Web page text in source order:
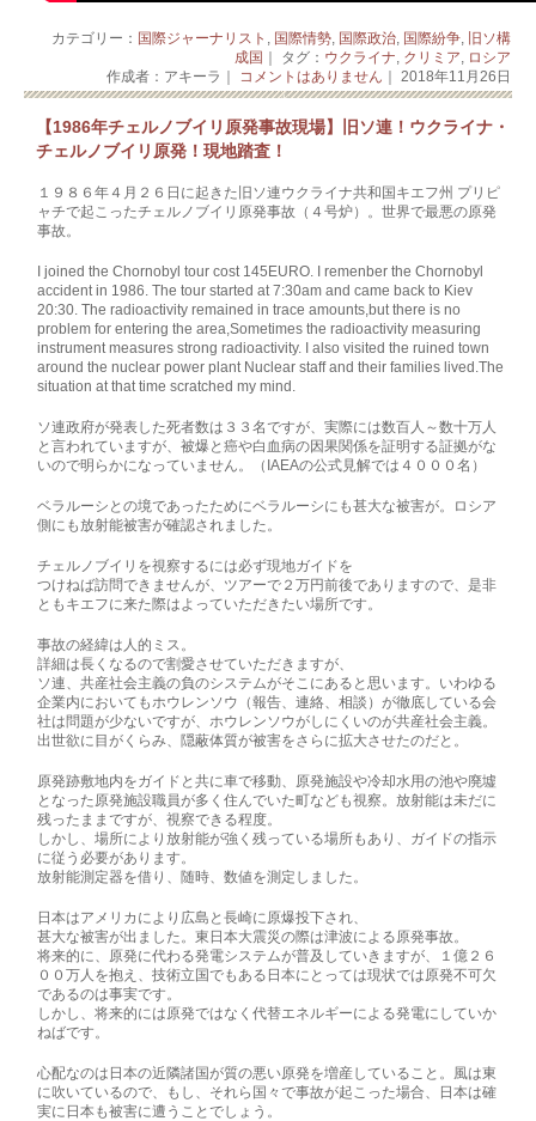
カテゴリー： 国際ジャーナリスト 国際情勢, 国際政治, 国際紛争,
旧ソ構
成国 ｜ タグ： ウクライナ クリミア
ロシア
作成者：アキーラ｜
コメントはありません ｜ 2018年11月26日
【1986年チェルノブイリ原発事故現場】旧ソ連！ウクライナ・
チェルノブイリ原発！現地踏査！
１９８６年４月２６日に起きた旧ソ連ウクライナ共和国キエフ州 プリピ
ャチで起こったチェルノブイリ原発事故（４号炉）。世界で最悪の原発
事故。
I joined the Chornobyl tour cost 145EURO. I remenber the Chornobyl
accident in 1986. The tour started at 7:30am and came back to Kiev
20:30. The radioactivity remained in trace amounts,but there is no
problem for entering the area,Sometimes the radioactivity measuring
instrument measures strong radioactivity. I also visited the ruined town
around the nuclear power plant Nuclear staff and their families lived.The
situation at that time scratched my mind.
ソ連政府が発表した死者数は３３名ですが、実際には数百人～数十万人
と言われていますが、被爆と癌や白血病の因果関係を証明する証拠がな
いので明らかになっていません。（IAEAの公式見解では４０００名）
ベラルーシとの境であったためにベラルーシにも甚大な被害が。ロシア
側にも放射能被害が確認されました。
チェルノブイリを視察するには必ず現地ガイドを
つけねば訪問できませんが、ツアーで２万円前後でありますので、是非
ともキエフに来た際はよっていただきたい場所です。
事故の経緯は人的ミス。
詳細は長くなるので割愛させていただきますが、
ソ連、共産社会主義の負のシステムがそこにあると思います。いわゆる
企業内においてもホウレンソウ（報告、連絡、相談）が徹底している会
社は問題が少ないですが、ホウレンソウがしにくいのが共産社会主義。
出世欲に目がくらみ、隠蔽体質が被害をさらに拡大させたのだと。
原発跡敷地内をガイドと共に車で移動、原発施設や冷却水用の池や廃墟
となった原発施設職員が多く住んでいた町なども視察。放射能は未だに
残ったままですが、視察できる程度。
しかし、場所により放射能が強く残っている場所もあり、ガイドの指示
に従う必要があります。
放射能測定器を借り、随時、数値を測定しました。
日本はアメリカにより広島と長崎に原爆投下され、
甚大な被害が出ました。東日本大震災の際は津波による原発事故。
将来的に、原発に代わる発電システムが普及していきますが、１億２６
００万人を抱え、技術立国でもある日本にとっては現状では原発不可欠
であるのは事実です。
しかし、将来的には原発ではなく代替エネルギーによる発電にしていか
ねばです。
心配なのは日本の近隣諸国が質の悪い原発を増産していること。風は東
に吹いているので、もし、それら国々で事故が起こった場合、日本は確
実に日本も被害に遭うことでしょう。